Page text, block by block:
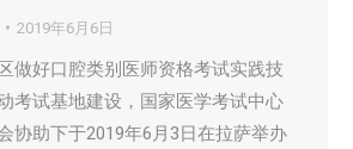
2019年6月6日
做好口腔类别医师资格考试实践技
考试基地建设，国家医学考试中心
协助下于2019年6月3日在拉萨举办